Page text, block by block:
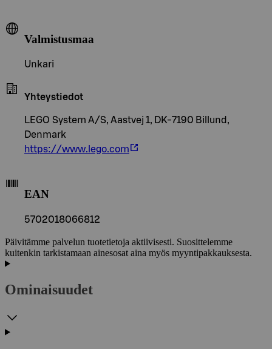
Valmistusmaa
Unkari
Yhteystiedot
LEGO System A/S, Aastvej 1, DK-7190 Billund,
Denmark
https://www.lego.com
EAN
5702018066812
Päivitämme palvelun tuotetietoja aktiivisesti. Suosittelemme
kuitenkin tarkistamaan ainesosat aina myös myyntipakkauksesta.
Ominaisuudet